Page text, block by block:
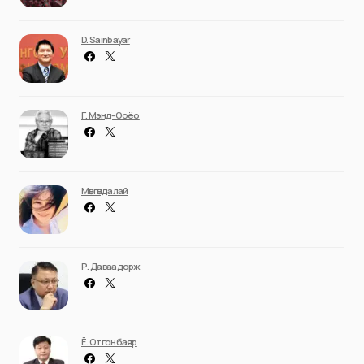
D. Sainbayar
Г. Мэнд-Ооёо
Мөнгөндалай
Р. Даваадорж
Ё. Отгонбаяр